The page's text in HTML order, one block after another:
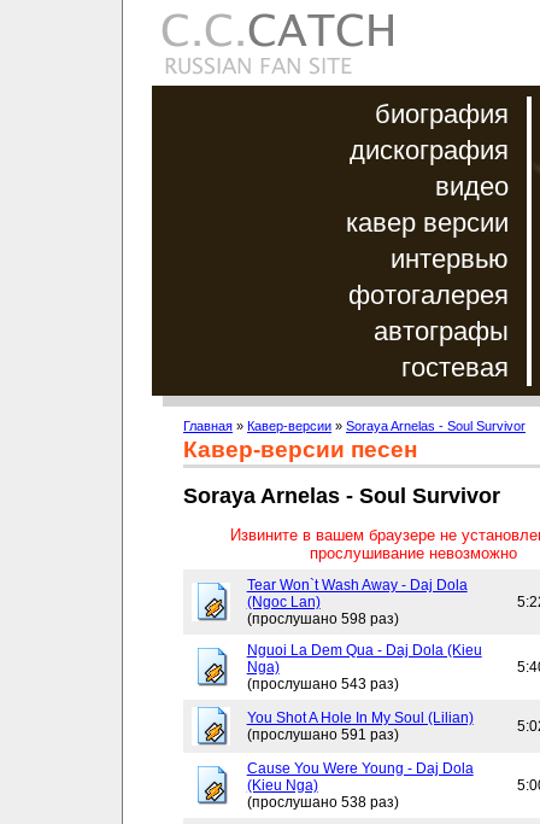
биография
дискография
видео
кавер версии
интервью
фотогалерея
автографы
гостевая
Главная » Кавер-версии » Soraya Arnelas - Soul Survivor
Кавер-версии песен
Soraya Arnelas - Soul Survivor
Извините в вашем браузере не
прослушивание невозможно
Tear Won`t Wash Away - Daj Dola
(Ngoc Lan)
(прослушано 598 раз)
Nguoi La Dem Qua - Daj Dola (Kieu
Nga)
(прослушано 543 раз)
You Shot A Hole In My Soul (Lilian)
(прослушано 591 раз)
Cause You Were Young - Daj Dola
(Kieu Nga)
(прослушано 538 раз)